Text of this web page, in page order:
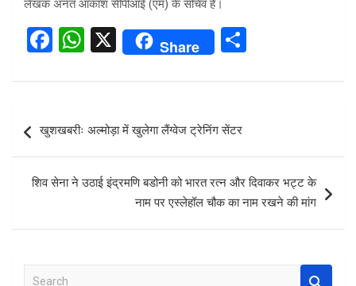
लेखक अनंत आकाश सीपीआई (एम) के सचिव हैं।
F
ce
o
o
k
W
at
A
p
p
X Share
ar
navigation
खुशखबरीः अल्मोड़ा में खुलेगा लैंग्वेज ट्रेनिंग सेंटर
शिव सेना ने उठाई इंद्रमणि बडोनी को भारत रत्न और दिवाकर भट्ट के
नाम पर एस्लेहॉल चौक का नाम रखने की मांग